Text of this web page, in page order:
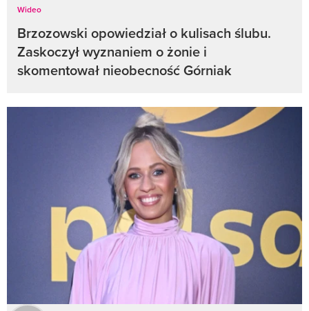
Wideo
Brzozowski opowiedział o kulisach ślubu.
Zaskoczył wyznaniem o żonie i
skomentował nieobecność Górniak